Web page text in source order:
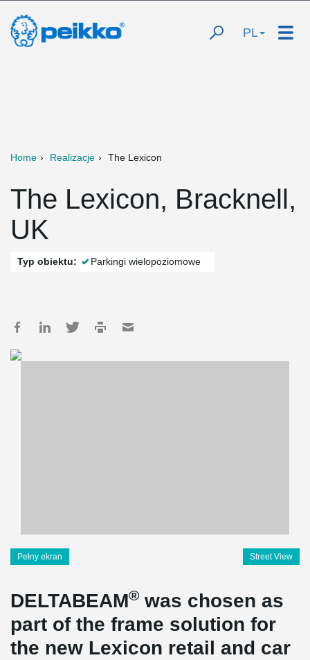
PL
Home Realizacje The Lexicon
The Lexicon, Bracknell,
UK
Typ obiektu: Parkingi wielopoziomowe
Pełny ekran Street View
DELTABEAM® was chosen as
part of the frame solution for
the new Lexicon retail and car